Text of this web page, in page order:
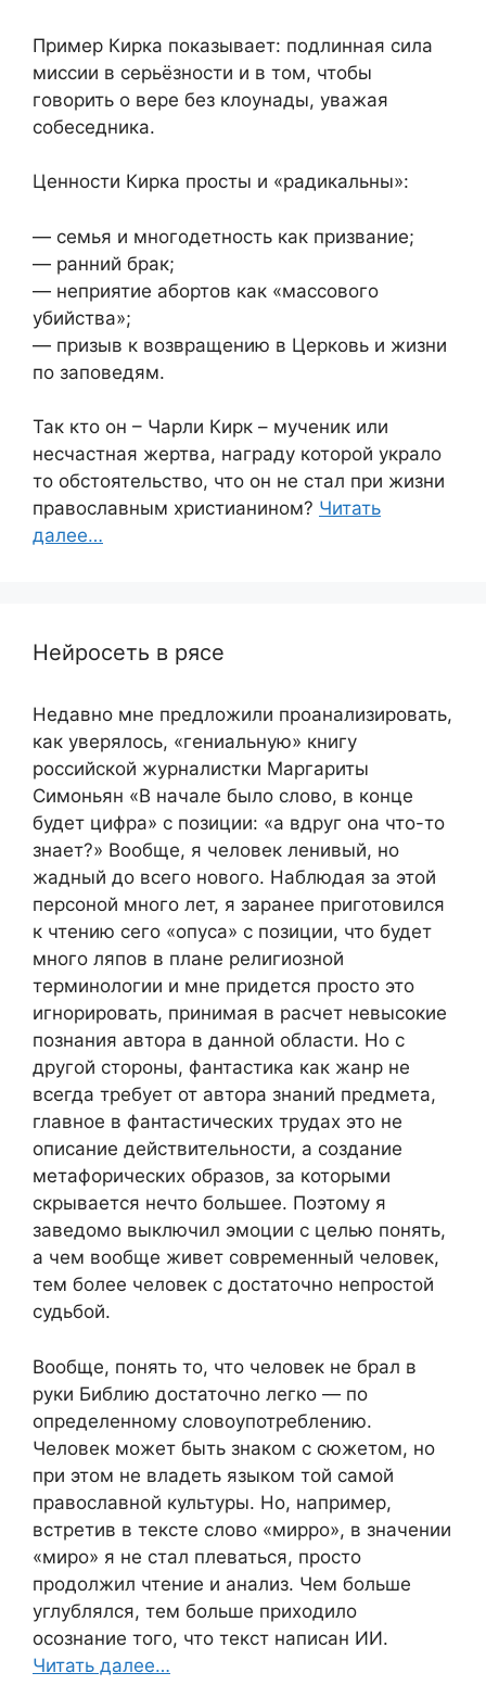
Пример Кирка показывает: подлинная сила
миссии в серьёзности и в том, чтобы
говорить о вере без клоунады, уважая
собеседника.
Ценности Кирка просты и «радикальны»:
— семья и многодетность как призвание;
— ранний брак;
— неприятие абортов как «массового
убийства»;
— призыв к возвращению в Церковь и жизни
по заповедям.
Так кто он – Чарли Кирк – мученик или
несчастная жертва, награду которой украло
то обстоятельство, что он не стал при жизни
православным христианином? Читать
далее…
Нейросеть в рясе
Недавно мне предложили проанализировать,
как уверялось, «гениальную» книгу
российской журналистки Маргариты
Симоньян «В начале было слово, в конце
будет цифра» с позиции: «а вдруг она что-то
знает?» Вообще, я человек ленивый, но
жадный до всего нового. Наблюдая за этой
персоной много лет, я заранее приготовился
к чтению сего «опуса» с позиции, что будет
много ляпов в плане религиозной
терминологии и мне придется просто это
игнорировать, принимая в расчет невысокие
познания автора в данной области. Но с
другой стороны, фантастика как жанр не
всегда требует от автора знаний предмета,
главное в фантастических трудах это не
описание действительности, а создание
метафорических образов, за которыми
скрывается нечто большее. Поэтому я
заведомо выключил эмоции с целью понять,
а чем вообще живет современный человек,
тем более человек с достаточно непростой
судьбой.
Вообще, понять то, что человек не брал в
руки Библию достаточно легко — по
определенному словоупотреблению.
Человек может быть знаком с сюжетом, но
при этом не владеть языком той самой
православной культуры. Но, например,
встретив в тексте слово «мирро», в значении
«миро» я не стал плеваться, просто
продолжил чтение и анализ. Чем больше
углублялся, тем больше приходило
осознание того, что текст написан ИИ.
Читать далее…